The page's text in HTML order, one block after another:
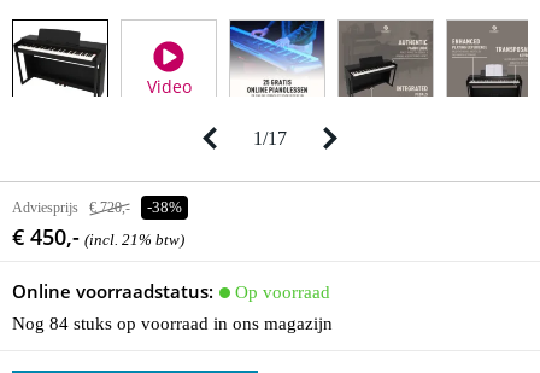
Video
1/17
Adviesprijs € 720,- -38%
€ 450,- (incl. 21% btw)
Online voorraadstatus:
Op voorraad
Nog 84 stuks op voorraad in ons magazijn